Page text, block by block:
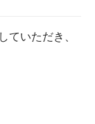
ていただき、